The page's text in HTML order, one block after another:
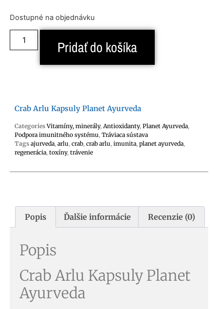
Dostupné na objednávku
Pridať do košíka
Crab Arlu Kapsuly Planet Ayurveda
Categories Vitamíny, minerály, Antioxidanty, Planet Ayurveda,
Podpora imunitného systému, Tráviaca sústava
Tags ajurveda, arlu, crab, crab arlu, imunita, planet ayurveda,
regenerácia, toxíny, trávenie
Popis Ďalšie informácie Recenzie (0)
Popis
Crab Arlu Kapsuly Planet
Ayurveda